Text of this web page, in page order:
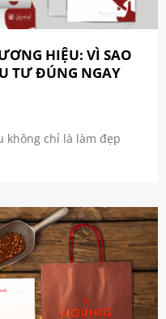
HIỆU: VÌ SAO
TƯ ĐÚNG NGAY
không chỉ là làm đẹp